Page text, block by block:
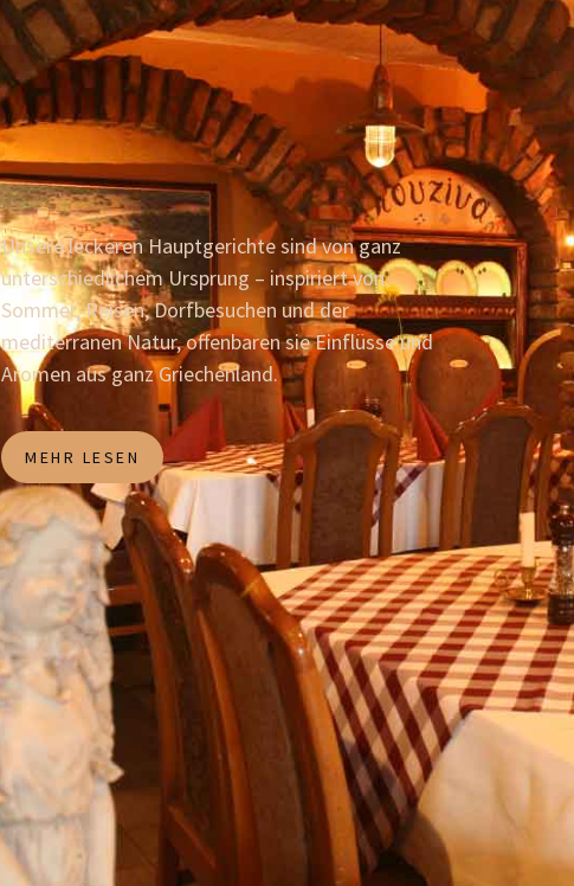
Unsere leckeren Hauptgerichte sind von ganz
unterschiedlichem Ursprung – inspiriert von
Sommer, Reisen, Dorfbesuchen und der
mediterranen Natur, offenbaren sie Einflüsse und
Aromen aus ganz Griechenland.
MEHR LESEN